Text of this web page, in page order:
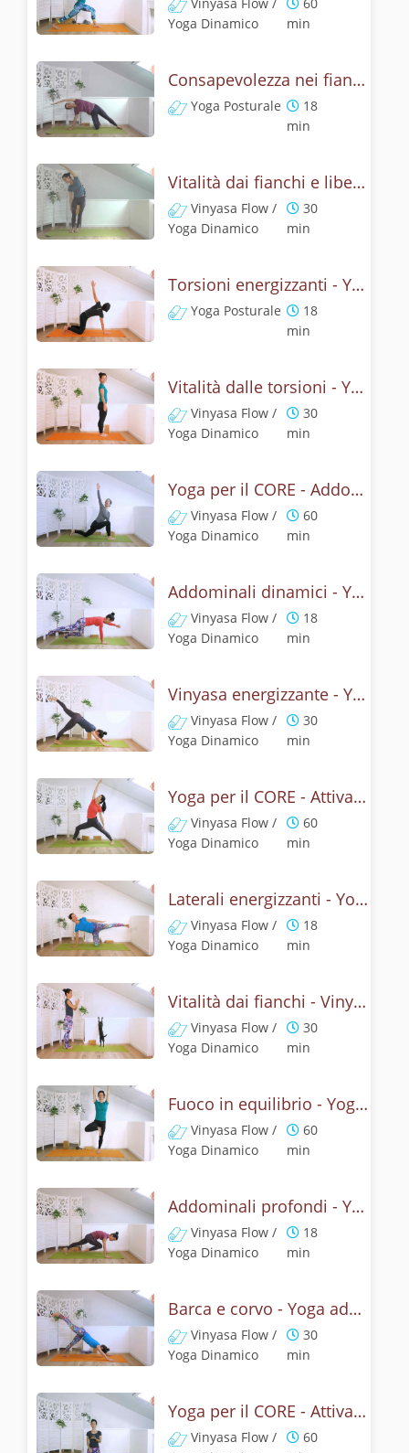
Yoga Dinamico
min
Consapevolezza nei fianchi - Yoga
Yoga Posturale
18
min
Vitalità dai fianchi e libertà del respiro - Yoga core
Vinyasa Flow /
Yoga Dinamico
30
min
Torsioni energizzanti - Yoga posturale per schiena e addominali
Yoga Posturale
18
min
Vitalità dalle torsioni - Yoga e respiro per il core
Vinyasa Flow /
Yoga Dinamico
30
min
Yoga per il CORE - Addominali attivi con le torsioni
Vinyasa Flow /
Yoga Dinamico
60
min
Addominali dinamici - Yoga con la posizione della barca
Vinyasa Flow /
Yoga Dinamico
18
min
Vinyasa energizzante - Yoga addominali e schiena
Vinyasa Flow /
Yoga Dinamico
30
min
Yoga per il CORE - Attivazione dal centro
Vinyasa Flow /
Yoga Dinamico
60
min
Laterali energizzanti - Yoga per il Core
Vinyasa Flow /
Yoga Dinamico
18
min
Vitalità dai fianchi - Vinyasa yoga per il core
Vinyasa Flow /
Yoga Dinamico
30
min
Fuoco in equilibrio - Yoga per il CORE
Vinyasa Flow /
Yoga Dinamico
60
min
Addominali profondi - Yoga dinamico
Vinyasa Flow /
Yoga Dinamico
18
min
Barca e corvo - Yoga addominali
Vinyasa Flow /
Yoga Dinamico
30
min
Yoga per il CORE - Attivazione dal centro
Vinyasa Flow /
60